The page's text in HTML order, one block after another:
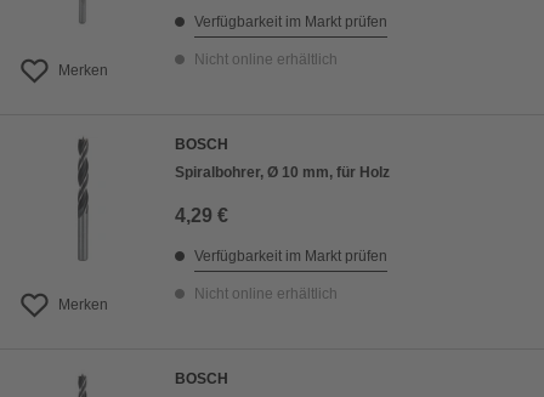
Merken
Verfügbarkeit im Markt prüfen
Nicht online erhältlich
Merken
BOSCH
Spiralbohrer, Ø 10 mm, für Holz
4,29 €
Verfügbarkeit im Markt prüfen
Nicht online erhältlich
BOSCH